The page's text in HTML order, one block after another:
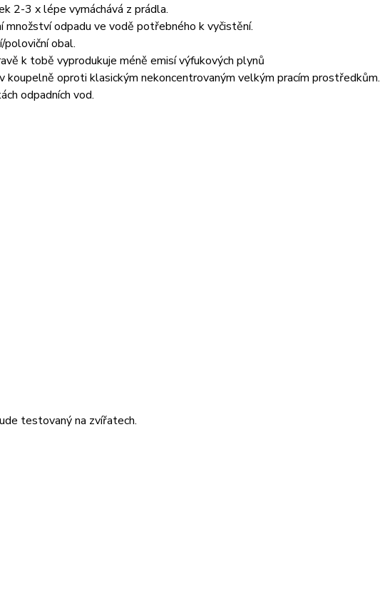
2-3 x lépe vymáchává z prádla.
množství odpadu ve vodě potřebného k vyčistění.
poloviční obal.
k tobě vyprodukuje méně emisí výfukových plynů
koupelně oproti klasickým nekoncentrovaným velkým pracím prostředkům.
odpadních vod.
testovaný na zvířatech.